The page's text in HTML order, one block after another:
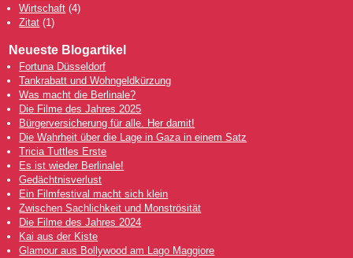
Wirtschaft (4)
Zitat (1)
Neueste Blogartikel
Fortuna Düsseldorf
Tankrabatt und Wohngeldkürzung
Was macht die Berlinale?
Die Filme des Jahres 2025
Bürgerversicherung für alle. Her damit!
Die Wahrheit über die Lage in Gaza in einem Satz
Tricia Tuttles Erste
Es ist wieder Berlinale!
Gedächtnisverlust
Ein Filmfestival macht sich klein
Zwischen Sachlichkeit und Monströsität
Die Filme des Jahres 2024
Kai aus der Kiste
Glamour aus Bollywood am Lago Maggiore